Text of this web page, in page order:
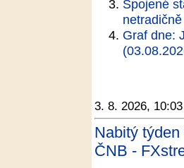
Spojené
Graf dne:
3. 8. 2026, 10:03
Nabitý
ČNB -